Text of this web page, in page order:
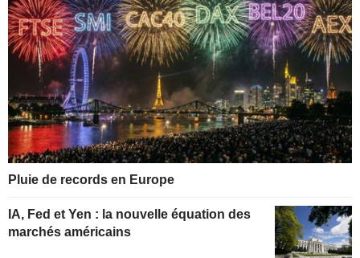
Pluie de records en Europe
IA, Fed et Yen : la nouvelle équation des
marchés américains